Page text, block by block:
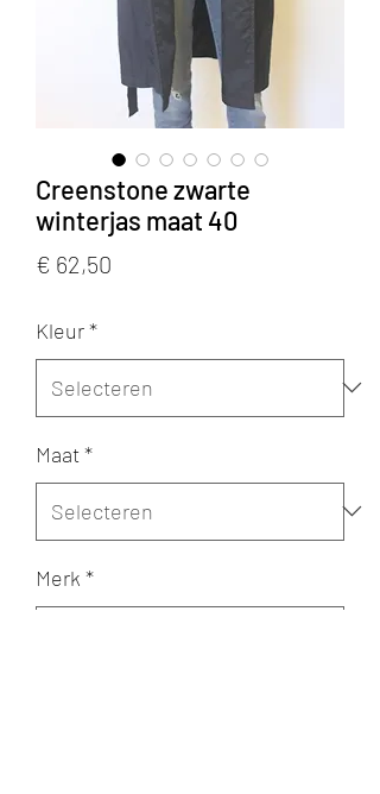
Creenstone zwarte
winterjas maat 40
€ 62,50
Kleur*
Maat*
Merk *